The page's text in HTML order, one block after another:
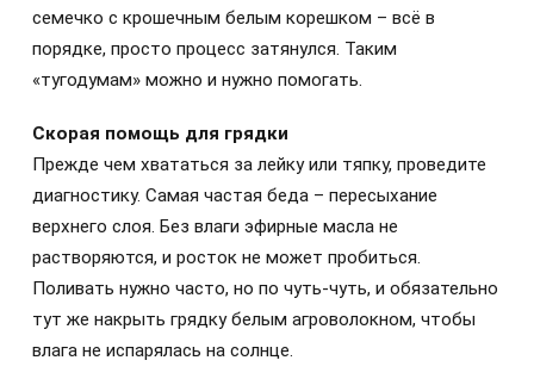
семечко с крошечным белым корешком – всё в
порядке, просто процесс затянулся. Таким
«тугодумам» можно и нужно помогать.
Скорая помощь для грядки
Прежде чем хвататься за лейку или тяпку, проведите
диагностику. Самая частая беда – пересыхание
верхнего слоя. Без влаги эфирные масла не
растворяются, и росток не может пробиться.
Поливать нужно часто, но по чуть-чуть, и обязательно
тут же накрыть грядку белым агроволокном, чтобы
влага не испарялась на солнце.